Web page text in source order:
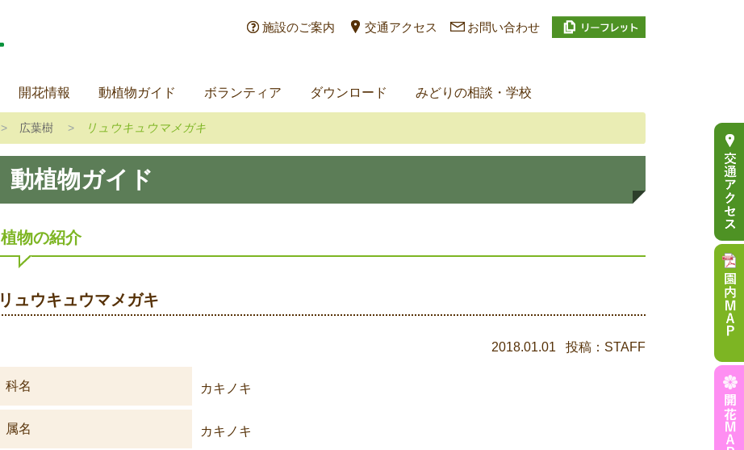
施設のご案内 交通アクセス お問い合わせ
開花情報 動植物ガイド ボランティア ダウンロード みどりの相談・学校
広葉樹 リュウキュウマメガキ
動植物ガイド
植物の紹介
リュウキュウマメガキ
2018.01.01 投稿：STAFF
科名 カキノキ
属名 カキノキ